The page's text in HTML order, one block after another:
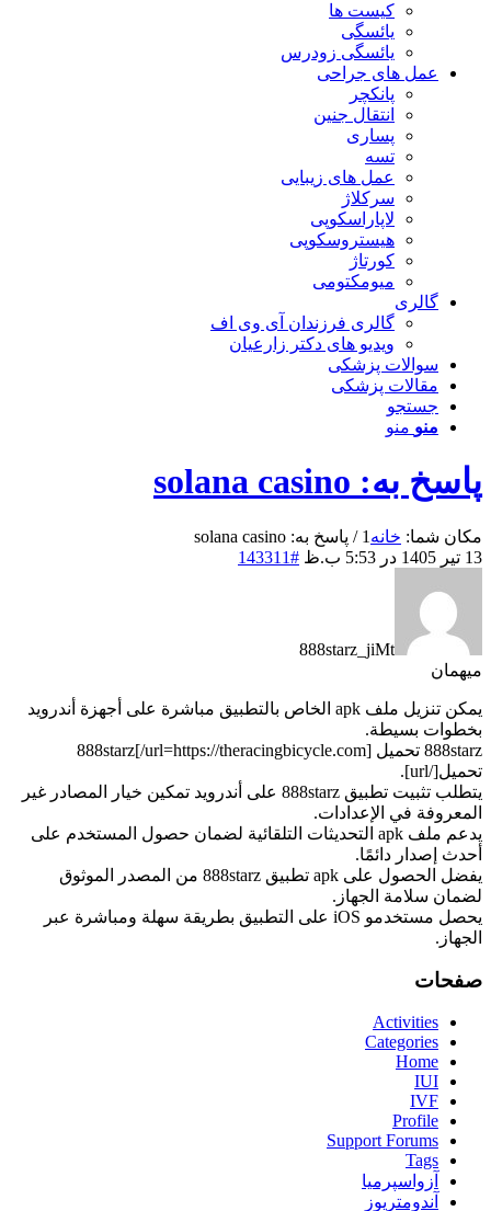
کیست ها
یائسگی
یائسگی زودرس
عمل های جراحی
پانکچر
انتقال جنین
پساری
تسه
عمل های زیبایی
سرکلاژ
لاپاراسکوپی
هیستروسکوپی
کورتاژ
میومکتومی
گالری
گالری فرزندان آی وی اف
ویدیو های دکتر زارعیان
سوالات پزشکی
مقالات پزشکی
جستجو
منو منو
پاسخ به: solana casino
مکان شما: خانه 1
/ پاسخ به: solana casino
13 تیر 1405 در 5:53 ب.ظ
#143311
888starz_jiMt
میهمان
يمكن تنزيل ملف apk الخاص بالتطبيق مباشرة على أجهزة أندرويد
بخطوات بسيطة.
888starz تحميل [url=https://theracingbicycle.com/]888starz
تحميل[/url].
يتطلب تثبيت تطبيق 888starz على أندرويد تمكين خيار المصادر غير
المعروفة في الإعدادات.
يدعم ملف apk التحديثات التلقائية لضمان حصول المستخدم على
أحدث إصدار دائمًا.
يفضل الحصول على apk تطبيق 888starz من المصدر الموثوق
لضمان سلامة الجهاز.
يحصل مستخدمو iOS على التطبيق بطريقة سهلة ومباشرة عبر
الجهاز.
صفحات
Activities
Categories
Home
IUI
IVF
Profile
Support Forums
Tags
آزواسپرمیا
آندومتریوز